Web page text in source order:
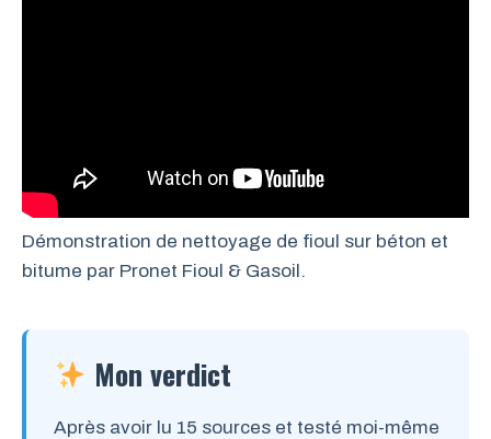
Démonstration de nettoyage de fioul sur béton et
bitume par Pronet Fioul & Gasoil.
Mon verdict
Après avoir lu 15 sources et testé moi-même